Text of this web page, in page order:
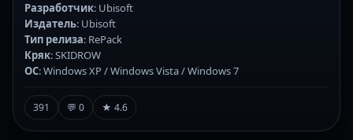
Разработчик: Ubisoft
Издатель: Ubisoft
Тип релиза: RePack
Кряк: SKIDROW
ОС: Windows XP / Windows Vista / Windows 7
391 💬 0 ★ 4.6